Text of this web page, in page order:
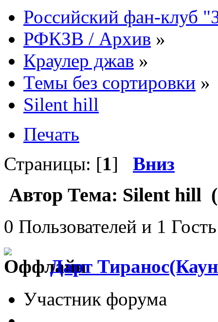
Российский фан-клуб
РФКЗВ / Архив »
Краулер джав »
Темы без сортировки »
Silent hill
Печать
Страницы: [1] Вниз
Автор Тема: Silent hill
0 Пользователей и 1
Дарт
Участник форума